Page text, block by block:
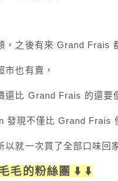
，之後有來 Grand Frais
市也有賣，
還比 Grand Frais 的還要
發現不僅比 Grand Frais
以就一次買了全部口味回
毛的粉絲團 ⬇️ ⬇️